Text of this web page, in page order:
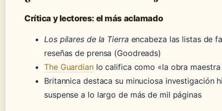
Crítica y lectores: el más aclamado
Los pilares de la Tierra encabeza las listas de
reseñas de prensa (Goodreads)
The Guardianlo califica como «la obra
Britannica destaca su minuciosa investigación
suspense a lo largo de más de mil páginas